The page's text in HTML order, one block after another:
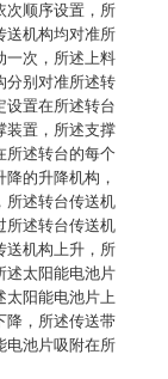
次顺序设置，所
送机构均对准所
一次，所述上料
分别对准所述转
设置在所述转台
装置，所述支撑
所述转台的每个
的升降机构，
所述转台传送机
所述转台传送机
送机构上升，所
述太阳能电池片
太阳能电池片上
降，所述传送带
电池片吸附在所